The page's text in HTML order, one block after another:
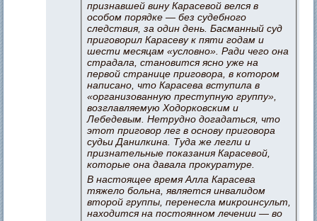
признавшей вину Карасевой велся в
особом порядке — без судебного
следствия, за один день. Басманный суд
приговорил Карасеву к пяти годам и
шести месяцам «условно». Ради чего она
страдала, становится ясно уже на
первой странице приговора, в котором
написано, что Карасева вступила в
«организованную преступную группу»,
возглавляемую Ходорковским и
Лебедевым. Нетрудно догадаться, что
этот приговор лег в основу приговора
судьи Данилкина. Туда же легли и
признательные показания Карасевой,
которые она давала прокуратуре.
В настоящее время Алла Карасева
тяжело больна, является инвалидом
второй группы, перенесла микроинсульт,
находится на постоянном лечении — во